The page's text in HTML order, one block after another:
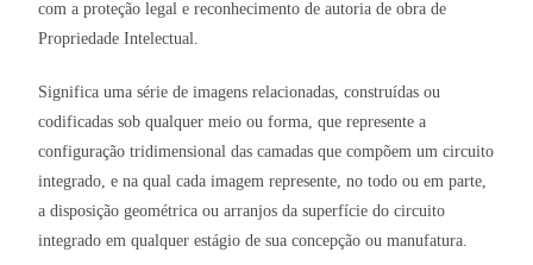
com a proteção legal e reconhecimento de autoria de obra de
Propriedade Intelectual.
Significa uma série de imagens relacionadas, construídas ou
codificadas sob qualquer meio ou forma, que represente a
configuração tridimensional das camadas que compõem um circuito
integrado, e na qual cada imagem represente, no todo ou em parte,
a disposição geométrica ou arranjos da superfície do circuito
integrado em qualquer estágio de sua concepção ou manufatura.